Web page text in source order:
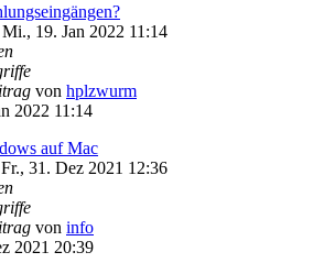
Mi., 19. Jan 2022 11:14
von hplzwurm
2022 11:14
auf Mac
Fr., 31. Dez 2021 12:36
von info
2021 20:39